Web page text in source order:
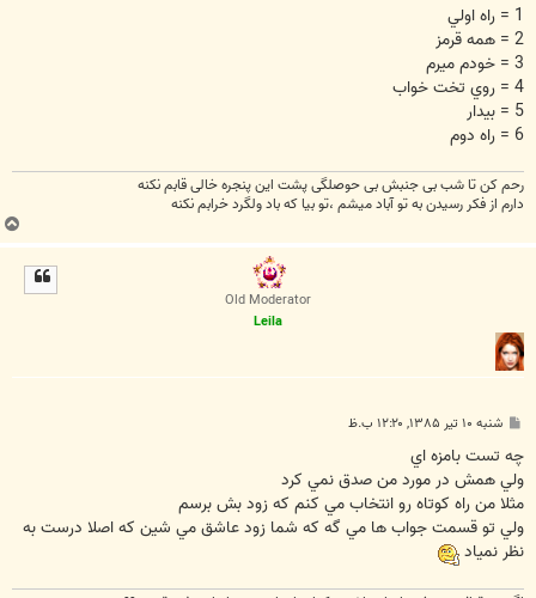
ت 1 = راه اولي
2 = همه قرمز
3 = خودم ميرم
4 = روي تخت خواب
5 = بيدار
6 = راه دوم
رحم کن تا شب بی جنبش بی حوصلگی پشت این پنجره خالی قابم نکنه
دارم از فکر رسیدن به تو آباد میشم ،تو بیا که باد ولگرد خرابم نکنه
ب
ا
Old Moderator
Leila
پ
ت
شنبه ۱۰ تیر ۱۳۸۵, ۱۲:۲۰ ب.ظ
چه تست بامزه اي
ولي همش در مورد من صدق نمي كرد
مثلا من راه كوتاه رو انتخاب مي كنم كه زود بش برسم
ولي تو قسمت جواب ها مي گه كه شما زود عاشق مي شين كه اصلا درست به
نظر نمياد